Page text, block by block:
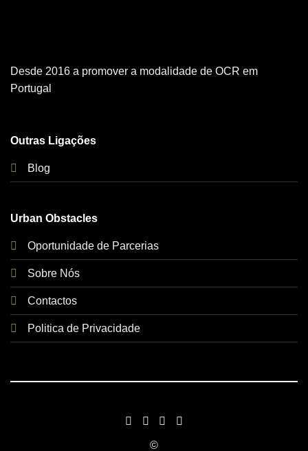
Desde 2016 a promover a modalidade de OCR em
Portugal
Outras Ligações
Blog
Urban Obstacles
Oportunidade de Parcerias
Sobre Nós
Contactos
Politica de Privacidade
©